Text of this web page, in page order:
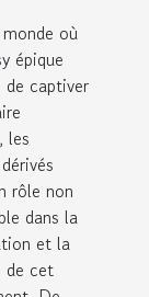
la
où
épique
de captiver
les
rôle non
dans la
et la
de cet